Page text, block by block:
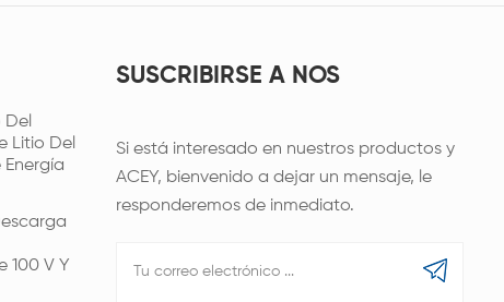
Litio Del
100 V Y
SUSCRIBIRSE A NOS
Si está interesado en nuestros productos y
ACEY, bienvenido a dejar un mensaje, le
responderemos de inmediato.